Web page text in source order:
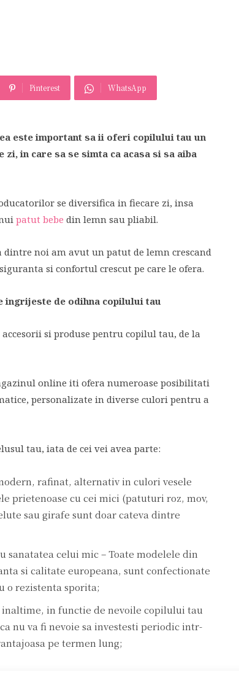
Pinterest WhatsApp
este important sa ii oferi copilului tau un
in care sa se simta ca acasa si sa aiba
se diversifica in fiecare zi, insa
patut bebe din lemn sau pliabil.
noi am avut un patut de lemn crescand
si confortul crescut pe care le ofera.
ingrijeste de odihna copilului tau
si produse pentru copilul tau, de la
online iti ofera numeroase posibilitati
personalizate in diverse culori pentru a
tau, iata de cei vei avea parte:
rafinat, alternativ in culori vesele
prietenoase cu cei mici (patuturi roz, mov,
sau girafe sunt doar cateva dintre
celui mic – Toate modelele din
si calitate europeana, sunt confectionate
o rezistenta sporita;
inaltime, in functie de nevoile copilului tau
nu va fi nevoie sa investesti periodic intr-
pe termen lung;